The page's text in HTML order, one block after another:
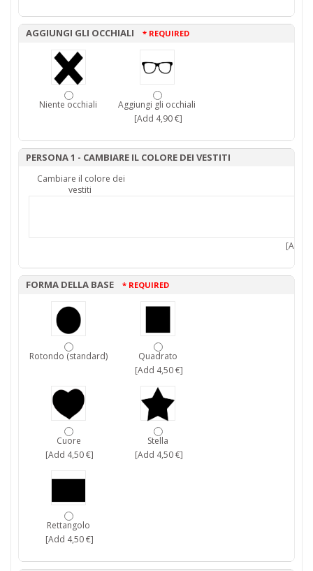
AGGIUNGI GLI OCCHIALI * REQUIRED
Niente occhiali
Aggiungi gli occhiali
[Add 4,90 €]
PERSONA 1 - CAMBIARE IL COLORE DEI VESTITI
Cambiare il colore dei
vestiti
[Add
FORMA DELLA BASE * REQUIRED
Rotondo (standard)
Quadrato
[Add 4,50 €]
Cuore
[Add 4,50 €]
Stella
[Add 4,50 €]
Rettangolo
[Add 4,50 €]